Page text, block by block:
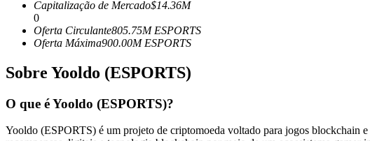
Futuros de USDC
Capitalização de Mercado$14.36M
0
Oferta Circulante805.75M ESPORTS
Oferta Máxima900.00M ESPORTS
Sobre Yooldo (ESPORTS)
O que é Yooldo (ESPORTS)?
Yooldo (ESPORTS) é um projeto de criptomoeda voltado para jogos blockchain